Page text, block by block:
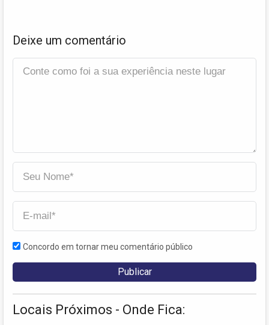
Deixe um comentário
Concordo em tornar meu comentário público
Locais Próximos - Onde Fica: